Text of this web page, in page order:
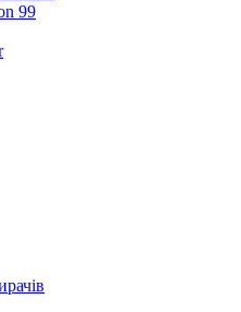
99